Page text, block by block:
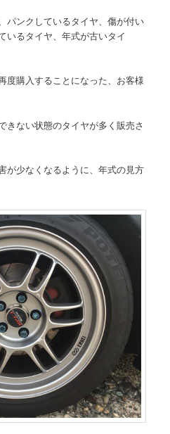
パンクしているタイヤ、傷が付い
いるタイヤ、年式が古いタイ
度購入することになった、お客様
きない状態のタイヤが多く販売さ
が少なくなるように、年式の見方